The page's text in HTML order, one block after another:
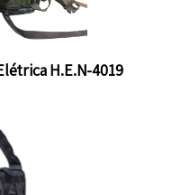
H.E.N-4019